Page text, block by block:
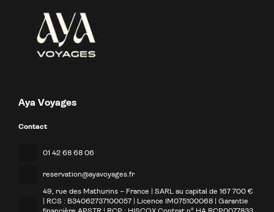
Aya Voyages
Contact
01 42 68 68 06
reservation@ayavoyages.fr
49, rue des Mathurins – France | SARL au capital de 167 700 €
| RCS : B34062737100057 | Licence IM075100068 | Garantie